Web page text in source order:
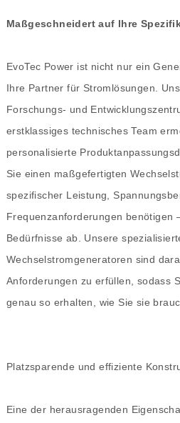
Maßgeschneidert auf Ihre
EvoTec Power ist nicht nur ein
Ihre Partner für Stromlösungen.
Forschungs- und
erstklassiges technisches Team
personalisierte
Sie einen maßgefertigten
spezifischer Leistung,
Frequenzanforderungen benötigen
Bedürfnisse ab. Unsere
Wechselstromgeneratoren sind
Anforderungen zu erfüllen, sodass
genau so erhalten, wie Sie sie
Platzsparende und effiziente
Eine der herausragenden